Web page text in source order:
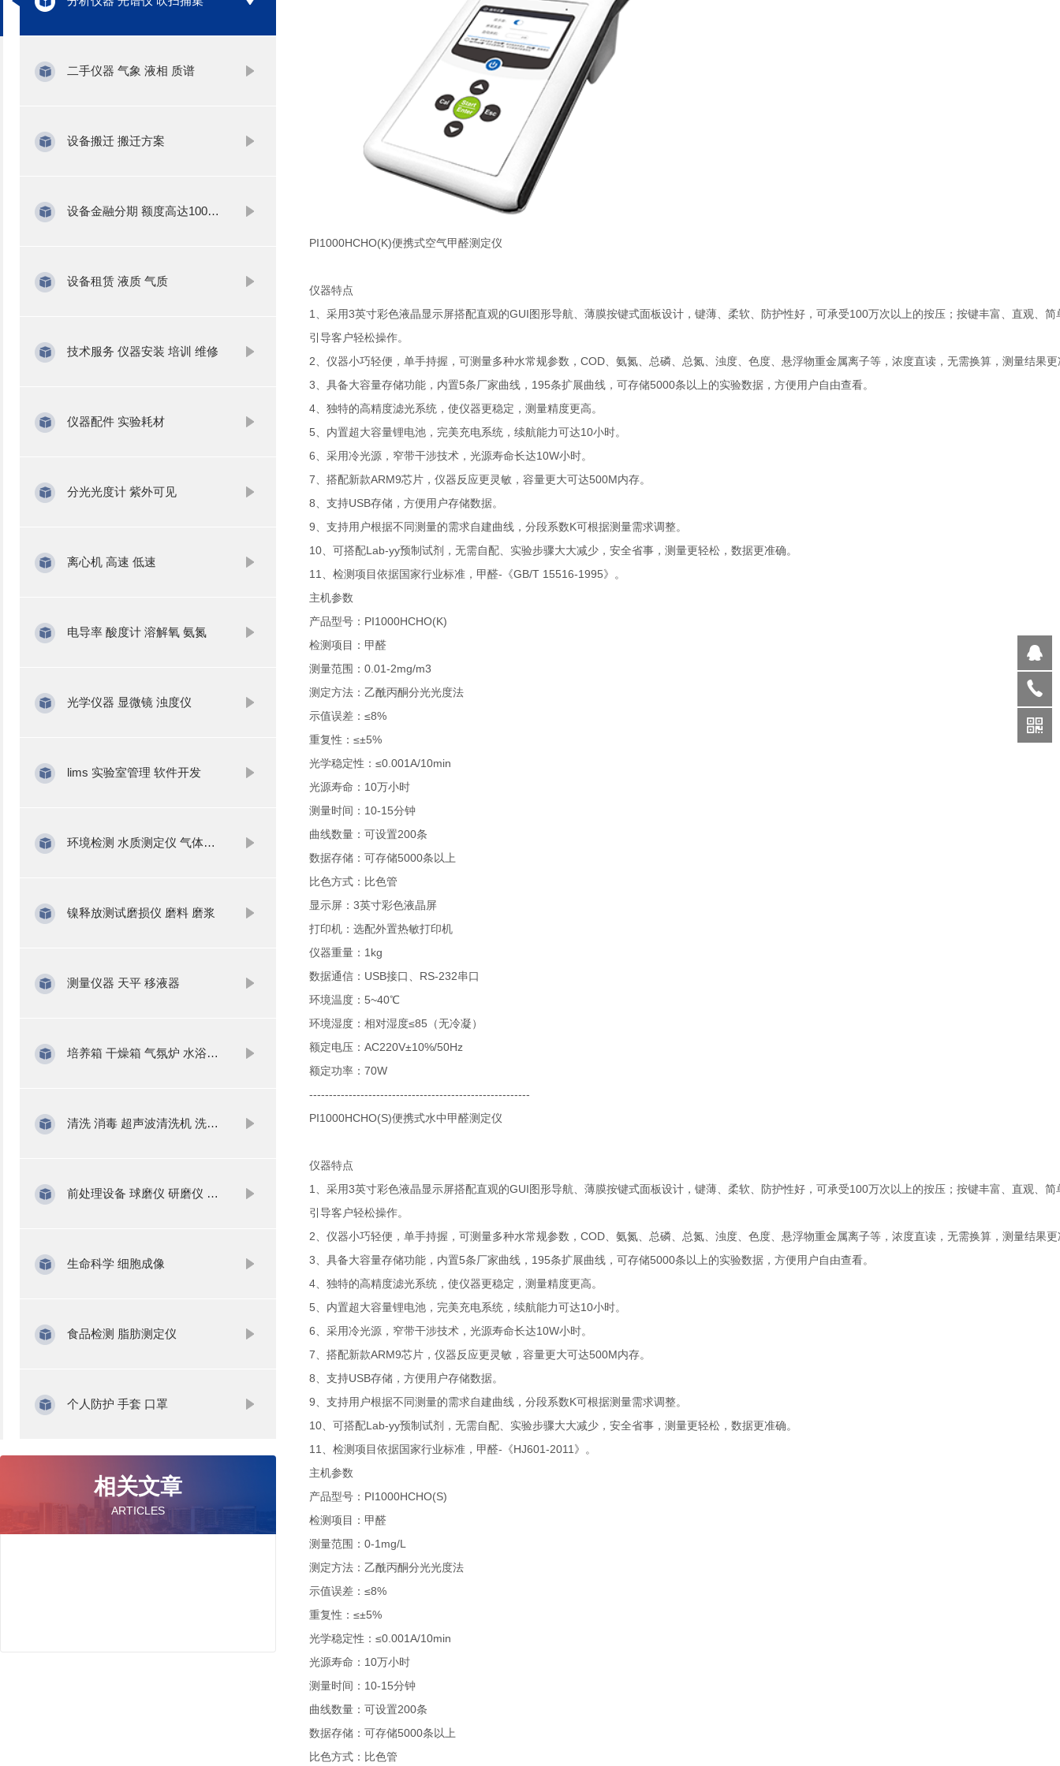
二手仪器 气象 液相 质谱
设备搬迁 搬迁方案
设备金融分期 额度高达1000万
设备租赁 液质 气质
技术服务 仪器安装 培训 维修
仪器配件 实验耗材
分光光度计 紫外可见
离心机 高速 低速
电导率 酸度计 溶解氧 氨氮
光学仪器 显微镜 浊度仪
lims 实验室管理 软件开发
环境检测 水质测定仪 气体分析
镍释放测试磨损仪 磨料 磨浆
测量仪器 天平 移液器
培养箱 干燥箱 气氛炉 水浴锅 振荡器
清洗 消毒 超声波清洗机 洗瓶机
前处理设备 球磨仪 研磨仪 氮吹仪 固相萃取
生命科学 细胞成像
食品检测 脂肪测定仪
个人防护 手套 口罩
相关文章
ARTICLES
PI1000HCHO(K)便携式空气甲醛测定仪
仪器特点
1、采用3英寸彩色液晶显示屏搭配直观的GUI图形导航、薄膜按键式面板设计，键薄、柔软、防护性好，可承受100万次以上的按压；按键丰富、直观、简
引导客户轻松操作。
2、仪器小巧轻便，单手持握，可测量多种水常规参数，COD、氨氮、总磷、总氮、浊度、色度、悬浮物重金属离子等，浓度直读，无需换算，测量结果
3、具备大容量存储功能，内置5条厂家曲线，195条扩展曲线，可存储5000条以上的实验数据，方便用户自由查看。
4、独特的高精度滤光系统，使仪器更稳定，测量精度更高。
5、内置超大容量锂电池，完美充电系统，续航能力可达10小时。
6、采用冷光源，窄带干涉技术，光源寿命长达10W小时。
7、搭配新款ARM9芯片，仪器反应更灵敏，容量更大可达500M内存。
8、支持USB存储，方便用户存储数据。
9、支持用户根据不同测量的需求自建曲线，分段系数K可根据测量需求调整。
10、可搭配Lab-yy预制试剂，无需自配、实验步骤大大减少，安全省事，测量更轻松，数据更准确。
11、检测项目依据国家行业标准，甲醛-《GB/T 15516-1995》。
主机参数
产品型号：PI1000HCHO(K)
检测项目：甲醛
测量范围：0.01-2mg/m3
测定方法：乙酰丙酮分光光度法
示值误差：≤8%
重复性：≤±5%
光学稳定性：≤0.001A/10min
光源寿命：10万小时
测量时间：10-15分钟
曲线数量：可设置200条
数据存储：可存储5000条以上
比色方式：比色管
显示屏：3英寸彩色液晶屏
打印机：选配外置热敏打印机
仪器重量：1kg
数据通信：USB接口、RS-232串口
环境温度：5~40℃
环境湿度：相对湿度≤85（无冷凝）
额定电压：AC220V±10%/50Hz
额定功率：70W
--------------------------------------------------------
PI1000HCHO(S)便携式水中甲醛测定仪
仪器特点
1、采用3英寸彩色液晶显示屏搭配直观的GUI图形导航、薄膜按键式面板设计，键薄、柔软、防护性好，可承受100万次以上的按压；按键丰富、直观、简
引导客户轻松操作。
2、仪器小巧轻便，单手持握，可测量多种水常规参数，COD、氨氮、总磷、总氮、浊度、色度、悬浮物重金属离子等，浓度直读，无需换算，测量结果
3、具备大容量存储功能，内置5条厂家曲线，195条扩展曲线，可存储5000条以上的实验数据，方便用户自由查看。
4、独特的高精度滤光系统，使仪器更稳定，测量精度更高。
5、内置超大容量锂电池，完美充电系统，续航能力可达10小时。
6、采用冷光源，窄带干涉技术，光源寿命长达10W小时。
7、搭配新款ARM9芯片，仪器反应更灵敏，容量更大可达500M内存。
8、支持USB存储，方便用户存储数据。
9、支持用户根据不同测量的需求自建曲线，分段系数K可根据测量需求调整。
10、可搭配Lab-yy预制试剂，无需自配、实验步骤大大减少，安全省事，测量更轻松，数据更准确。
11、检测项目依据国家行业标准，甲醛-《HJ601-2011》。
主机参数
产品型号：PI1000HCHO(S)
检测项目：甲醛
测量范围：0-1mg/L
测定方法：乙酰丙酮分光光度法
示值误差：≤8%
重复性：≤±5%
光学稳定性：≤0.001A/10min
光源寿命：10万小时
测量时间：10-15分钟
曲线数量：可设置200条
数据存储：可存储5000条以上
比色方式：比色管